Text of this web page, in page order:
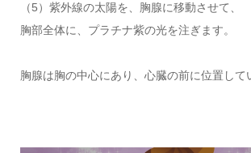
（5）紫外線の太陽を、胸腺に移動させて、
胸部全体に、プラチナ紫の光を注ぎます。
胸腺は胸の中心にあり、心臓の前に位置して